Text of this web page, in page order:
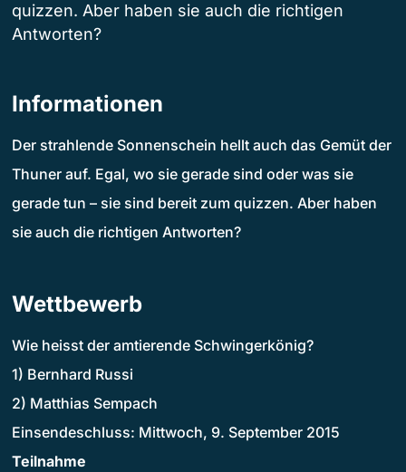
quizzen. Aber haben sie auch die richtigen
Antworten?
Informationen
Der strahlende Sonnenschein hellt auch das Gemüt der
Thuner auf. Egal, wo sie gerade sind oder was sie
gerade tun – sie sind bereit zum quizzen. Aber haben
sie auch die richtigen Antworten?
Wettbewerb
Wie heisst der amtierende Schwingerkönig?
1) Bernhard Russi
2) Matthias Sempach
Einsendeschluss: Mittwoch, 9. September 2015
Teilnahme